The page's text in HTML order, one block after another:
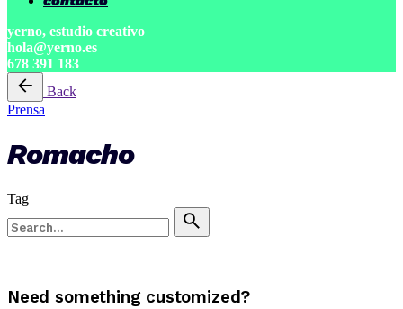
yerno, estudio creativo
hola@yerno.es
678 391 183
Back
Prensa
Romacho
Tag
Search
for
Need something customized?